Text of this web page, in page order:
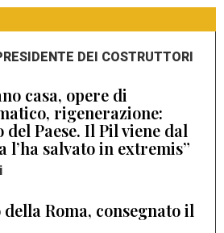
DEI COSTRUTTORI
casa, opere di
rigenerazione:
Paese. Il Pil viene dal
l’ha salvato in extremis”
Roma, consegnato il